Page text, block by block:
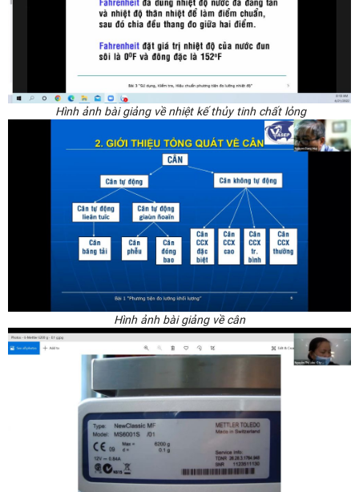
Hình ảnh bài giảng về nhiệt kế thủy tinh chất lỏng
Hình ảnh bài giảng về cân